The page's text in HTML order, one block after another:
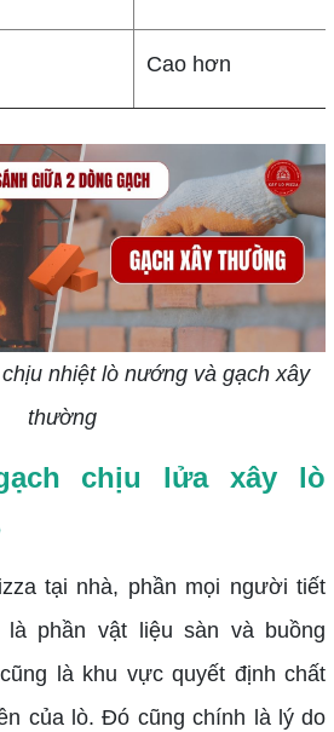
Cao hơn
nhiệt lò nướng và gạch xây
thường
chịu lửa xây lò
tại nhà, phần mọi người tiết
là phần vật liệu sàn và buồng
là khu vực quyết định chất
của lò. Đó cũng chính là lý do